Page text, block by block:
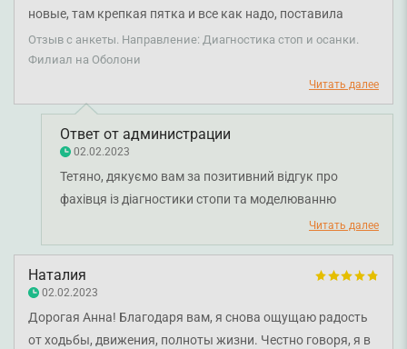
новые, там крепкая пятка и все как надо, поставила
стельки и подложку, хожу и у меня плечи как-то
развернулись назад и повисли расслабленные) И мне не
показалось, мужчина мой пришел и сказал что я какая-то
ровненькая и выше, и я таки выше его теперь)
Отзыв с анкеты. Направление: Диагностика стоп и осанки.
Филиал на Оболони
Читать далее
Ответ от администрации
02.02.2023
Тетяно, дякуємо вам за позитивний відгук про
фахівця із діагностики стопи та моделюванню
устілок Скобєлєву Ганну Вячеславівну. Бажаємо
вам міцного здоров'я та всього найкращого!
Читать далее
Наталия
02.02.2023
Дорогая Анна! Благодаря вам, я снова ощущаю радость
от ходьбы, движения, полноты жизни. Честно говоря, я в